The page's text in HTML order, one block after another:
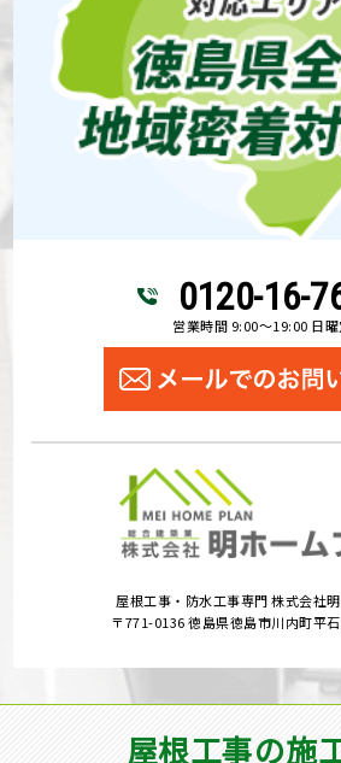
0120-16-
営業時間 9:00～19:00 日
屋根工事・防水工事専門 株式会社
〒771-0136 徳島県徳島市川内町平
屋根工事の施